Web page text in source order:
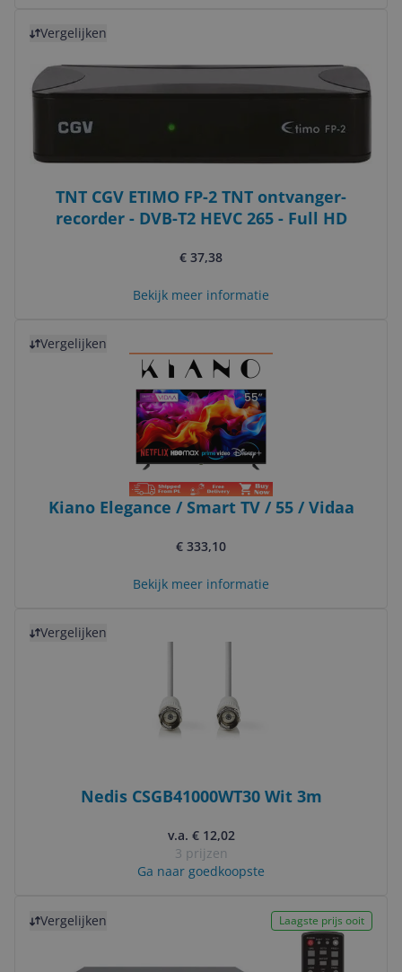
Vergelijken
TNT CGV ETIMO FP-2 TNT ontvanger-
recorder - DVB-T2 HEVC 265 - Full HD
€ 37,38
Bekijk meer informatie
Vergelijken
Kiano Elegance / Smart TV / 55 / Vidaa
€ 333,10
Bekijk meer informatie
Vergelijken
Nedis CSGB41000WT30 Wit 3m
v.a. € 12,02
3 prijzen
Ga naar goedkoopste
Vergelijken Laagste prijs ooit